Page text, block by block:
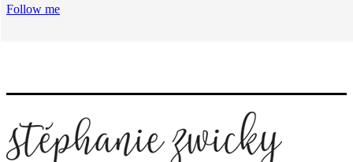
Follow me